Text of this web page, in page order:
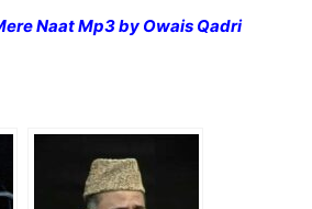
Naat Mp3 by Owais Qadri